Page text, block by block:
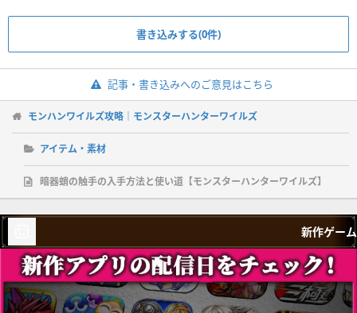
書き込みする(0件)
記事・書き込みへのご意見はこちら
モンハンワイルズ攻略｜モンスターハンターワイルズ
アイテム・素材
暗器蛸の触手の入手方法と使い道【モンスターハンターワイルズ】
新作ゲーム